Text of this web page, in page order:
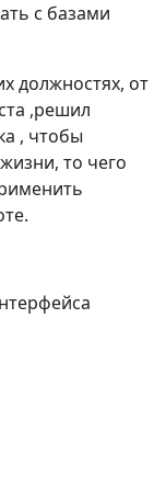
с базами
должностях, от
,решил
, чтобы
то чего